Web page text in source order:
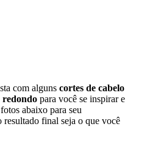
com alguns cortes de cabelo
redondo para você se inspirar e
abaixo para seu
final seja o que você